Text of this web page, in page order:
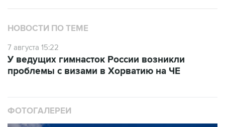
НОВОСТИ ПО ТЕМЕ
7 августа 15:22
У ведущих гимнасток России возникли
проблемы с визами в Хорватию на ЧЕ
ФОТОГАЛЕРЕИ